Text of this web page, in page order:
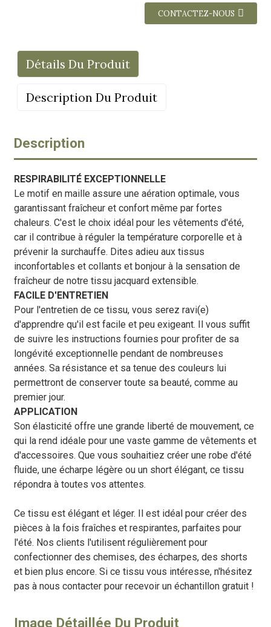
CONTACTEZ-NOUS
Détails Du Produit
Description Du Produit
Description
RESPIRABILITÉ EXCEPTIONNELLE
Le motif en maille assure une aération optimale, vous
garantissant fraîcheur et confort même par fortes
chaleurs. C'est le choix idéal pour les vêtements d'été,
car il contribue à réguler la température corporelle et à
prévenir la surchauffe. Dites adieu aux tissus
inconfortables et collants et bonjour à la sensation de
fraîcheur de notre tissu jacquard extensible.
FACILE D'ENTRETIEN
Pour l'entretien de ce tissu, vous serez ravi(e)
d'apprendre qu'il est facile et peu exigeant. Il vous suffit
de suivre les instructions fournies pour profiter de sa
longévité exceptionnelle pendant de nombreuses
années. Sa résistance et sa tenue des couleurs lui
permettront de conserver toute sa beauté, comme au
premier jour.
APPLICATION
Son élasticité offre une grande liberté de mouvement, ce
qui la rend idéale pour une vaste gamme de vêtements et
d'accessoires. Que vous souhaitiez créer une robe d'été
fluide, une écharpe légère ou un short élégant, ce tissu
répondra à toutes vos attentes.
Ce tissu est élégant et léger. Il est idéal pour créer des
pièces à la fois fraîches et respirantes, parfaites pour
l'été. Nos clients l'utilisent régulièrement pour
confectionner des chemises, des écharpes, des shorts
et bien plus encore. Si ce tissu vous intéresse, n'hésitez
pas à nous contacter pour recevoir un échantillon gratuit !
Image Détaillée Du Produit